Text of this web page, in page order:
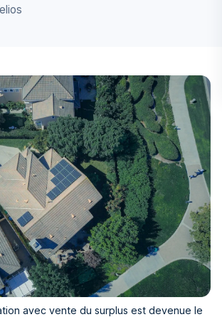
avec vente du surplus est devenue le